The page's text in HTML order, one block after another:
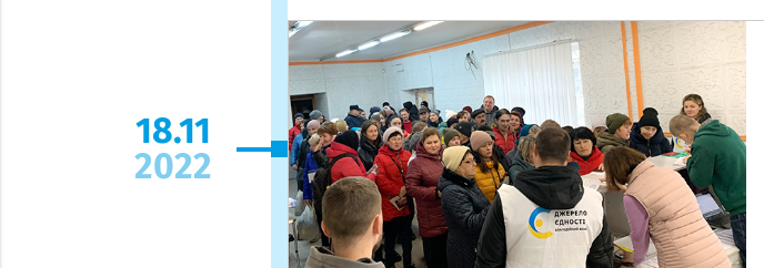
18.11
2022